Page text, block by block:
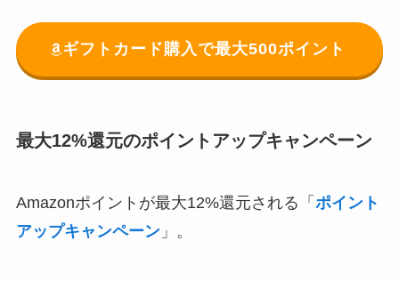
ギフトカード購入で最大500ポイント
最大12%還元のポイントアップキャンペーン
Amazonポイントが最大12%還元される「 ポイント
アップキャンペーン」。